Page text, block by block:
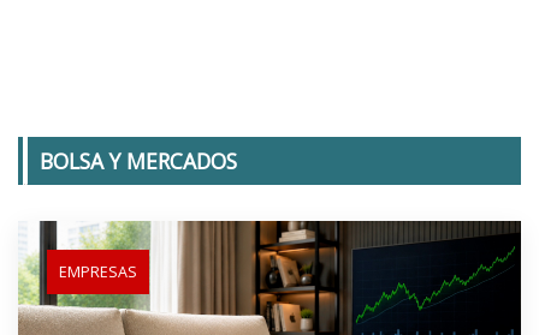
BOLSA Y MERCADOS
EMPRESAS